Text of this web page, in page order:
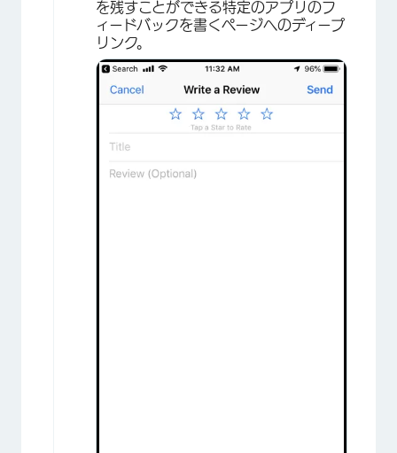
を残すことができる特定のアプリのフ
ィードバックを書くページへのディープ
リンク。